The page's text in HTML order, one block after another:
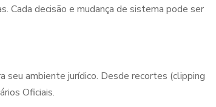
Cada decisão e mudança de sistema pode ser
ambiente jurídico. Desde recortes (clipping
Oficiais.